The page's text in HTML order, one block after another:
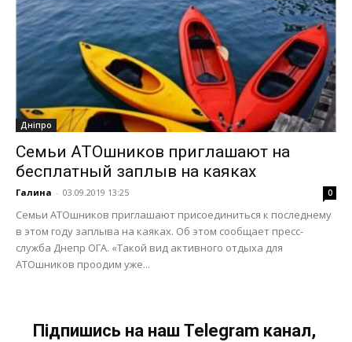
Дніпро
Семьи АТОшников приглашают на
бесплатный заплыв на каяках
Галина - 03.09.2019 13:25 0
Семьи АТОшников приглашают присоединиться к последнему
в этом году заплыва на каяках. Об этом сообщает пресс-
служба Днепр ОГА. «Такой вид активного отдыха для
АТОшников проодим уже...
Підпишись на наш Telegram канал,